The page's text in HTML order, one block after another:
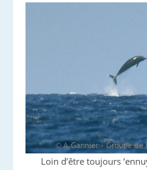
Loin d’être toujours